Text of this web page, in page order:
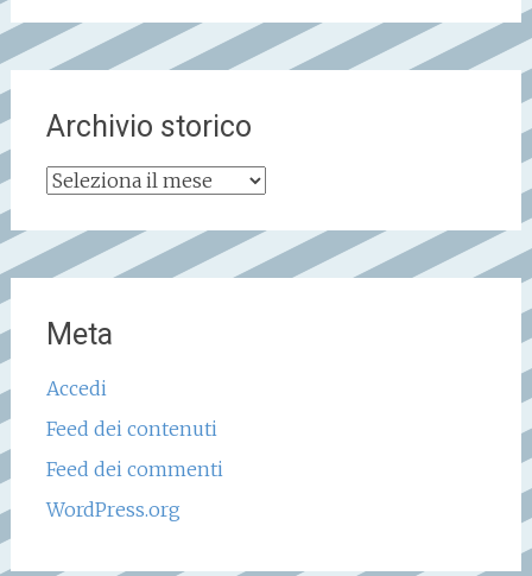
Archivio storico
Archivio
Meta
Accedi
Feed dei contenuti
Feed dei commenti
WordPress.org